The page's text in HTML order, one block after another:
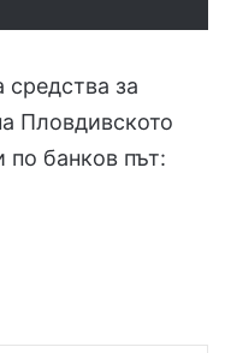
средства за
Пловдивското
по банков път: